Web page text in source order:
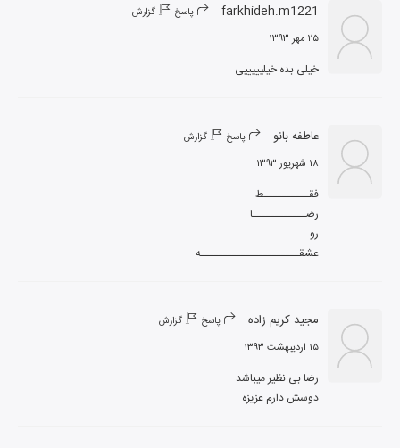
farkhideh.m1221 پاسخ گزارش
۲۵ مهر ۱۳۹۳
خیلی بده خیلیییییی
عاطفه بانو پاسخ گزارش
۱۸ شهریور ۱۳۹۳
عشقــــــــــــــــــــــه
مجید کریم زاده پاسخ گزارش
۱۵ اردیبهشت ۱۳۹۳
دوسش دارم عزیزه